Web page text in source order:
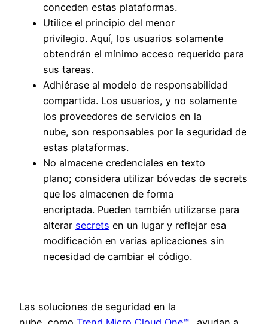
conceden estas plataformas.
Utilice el principio del menor
privilegio. Aquí, los usuarios solamente
obtendrán el mínimo acceso requerido para
sus tareas.
Adhiérase al modelo de responsabilidad
compartida. Los usuarios, y no solamente
los proveedores de servicios en la
nube, son responsables por la seguridad de
estas plataformas.
No almacene credenciales en texto
plano; considera utilizar bóvedas de secrets
que los almacenen de forma
encriptada. Pueden también utilizarse para
alterar secrets en un lugar y reflejar esa
modificación en varias aplicaciones sin
necesidad de cambiar el código.
Las soluciones de seguridad en la